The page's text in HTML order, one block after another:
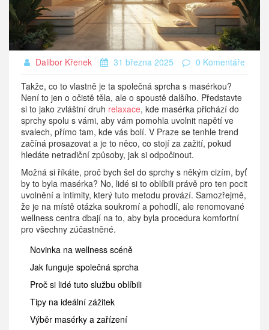
Dalibor Křenek 31 března 2025
0 Komentáře
Takže, co to vlastně je ta společná sprcha s masérkou?
Není to jen o očistě těla, ale o spoustě dalšího. Představte
si to jako zvláštní druh relaxace, kde masérka přichází do
sprchy spolu s vámi, aby vám pomohla uvolnit napětí ve
svalech, přímo tam, kde vás bolí. V Praze se tenhle trend
začíná prosazovat a je to něco, co stojí za zažití, pokud
hledáte netradiční způsoby, jak si odpočinout.
Možná si říkáte, proč bych šel do sprchy s někým cizím, byť
by to byla masérka? No, lidé si to oblíbili právě pro ten pocit
uvolnění a intimity, který tuto metodu provází. Samozřejmě,
že je na místě otázka soukromí a pohodlí, ale renomované
wellness centra dbají na to, aby byla procedura komfortní
pro všechny zúčastněné.
Novinka na wellness scéně
Jak funguje společná sprcha
Proč si lidé tuto službu oblíbili
Tipy na ideální zážitek
Výběr masérky a zařízení